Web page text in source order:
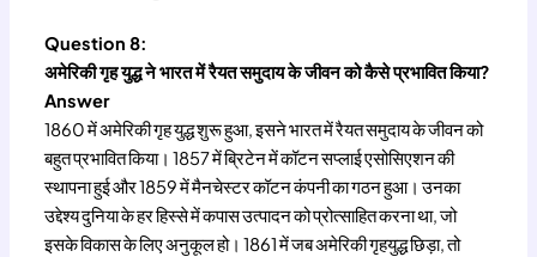
Question 8:
अमेरिकी गृह युद्ध ने भारत में रैयत समुदाय के जीवन को कैसे प्रभावित किया?
Answer
1860 में अमेरिकी गृह युद्ध शुरू हुआ, इसने भारत में रैयत समुदाय के जीवन को
बहुत प्रभावित किया। 1857 में ब्रिटेन में कॉटन सप्लाई एसोसिएशन की
स्थापना हुई और 1859 में मैनचेस्टर कॉटन कंपनी का गठन हुआ। उनका
उद्देश्य दुनिया के हर हिस्से में कपास उत्पादन को प्रोत्साहित करना था, जो
इसके विकास के लिए अनुकूल हो। 1861 में जब अमेरिकी गृहयुद्ध छिड़ा, तो